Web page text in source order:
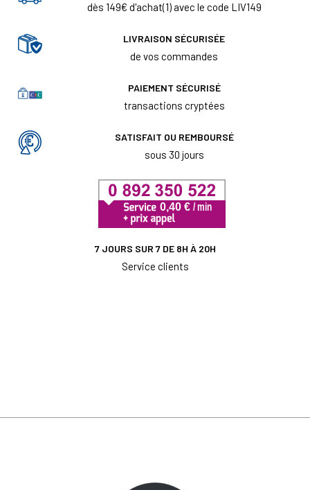
dès 149€ d'achat(1) avec le code LIV149
LIVRAISON SÉCURISÉE
de vos commandes
PAIEMENT SÉCURISÉ
transactions cryptées
SATISFAIT OU REMBOURSÉ
sous 30 jours
7 JOURS SUR 7 DE 8H À 20H
Service clients